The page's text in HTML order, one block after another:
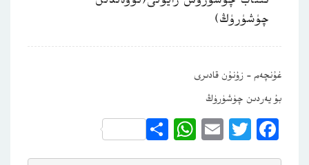
چۈشۈرۈڭ)
غۇنچەم – زۇنۇن قادىرى
بۇ يەردىن چۈشۈرۈڭ
Facebook
Twitter
Email
WhatsApp
Share